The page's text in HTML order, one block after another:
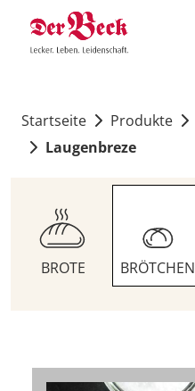
Startseite Produkte
Laugenbreze
BROTE BRÖTCHEN